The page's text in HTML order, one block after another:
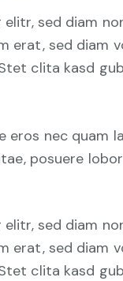
sed diam
erat, sed diam
clita kasd
eros nec quam
posuere
sed diam
erat, sed diam
clita kasd